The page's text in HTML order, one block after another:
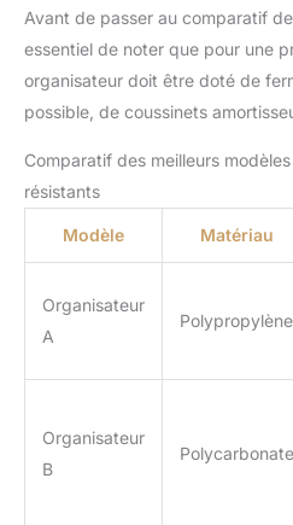
Avant de passer au comparatif
essentiel de noter que pour une
organisateur doit être doté de
possible, de coussinets
Comparatif des meilleurs
résistants
Modèle Matériau
Organisateur
A
Polypropylène
Organisateur
B
Polycarbonate